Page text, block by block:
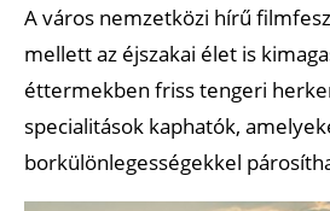
A város nemzetközi hírű
mellett az éjszakai élet is
éttermekben friss tengeri
specialitások kaphatók,
borkülönlegességekkel